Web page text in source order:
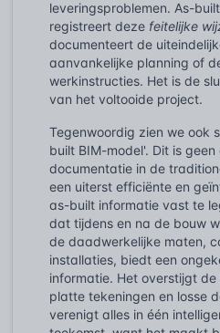
leveringsproblemen. As-
registreert deze feitelijke
documenteert de
aanvankelijke planning of
werkinstructies. Het is de
van het voltooide project.
Tegenwoordig zien we ook
built BIM-model'. Dit is
documentatie in de
een uiterst efficiënte en
as-built informatie vast te
dat tijdens en na de bouw
de daadwerkelijke maten,
installaties, biedt een
informatie. Het overstijgt
platte tekeningen en losse
verenigt alles in één